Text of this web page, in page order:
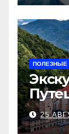
ПОЛЕЗНЫЕ
25